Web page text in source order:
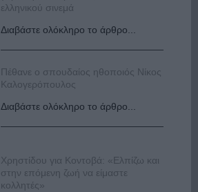
ελληνικού σινεμά
Διαβάστε ολόκληρο το άρθρο...
Πέθανε ο σπουδαίος ηθοποιός Νίκος
Καλογερόπουλος
Διαβάστε ολόκληρο το άρθρο...
Χρηστίδου για Κοντοβά: «Ελπίζω και
στην επόμενη ζωή να είμαστε
κολλητές»